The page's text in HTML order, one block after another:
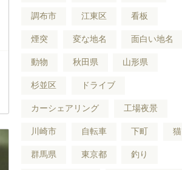
調布市 江東区 看板
煙突 変な地名 面白い地名
動物 秋田県 山形県
杉並区 ドライブ
カーシェアリング 工場夜景
川崎市 自転車 下町 猫
群馬県 東京都 釣り